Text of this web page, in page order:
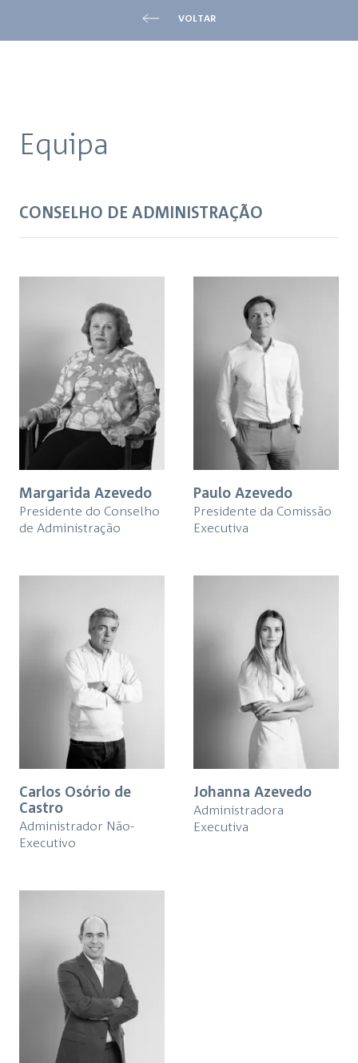
VOLTAR
Equipa
CONSELHO DE ADMINISTRAÇÃO
Margarida Azevedo
Presidente do Conselho
de Administração
Paulo Azevedo
Presidente da Comissão
Executiva
Carlos Osório de
Castro
Administrador Não-
Executivo
Johanna Azevedo
Administradora
Executiva